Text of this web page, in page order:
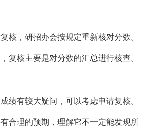
核，研招办会按规定重新核对分数。
复核主要是对分数的汇总进行核查。
绩有较大疑问，可以考虑申请复核。
合理的预期，理解它不一定能发现所